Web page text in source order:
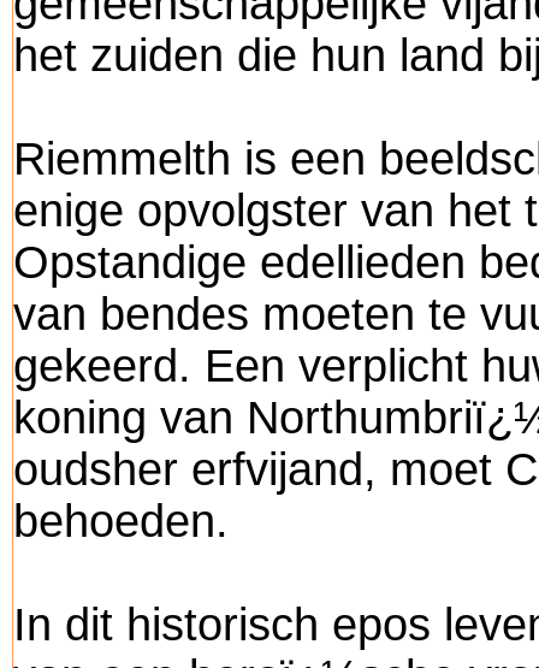
het zuiden die hun land
Riemmelth is een
enige opvolgster van
Opstandige edellieden
van bendes moeten te
gekeerd. Een verplicht
koning van
oudsher erfvijand, moet
behoeden.
In dit historisch epos